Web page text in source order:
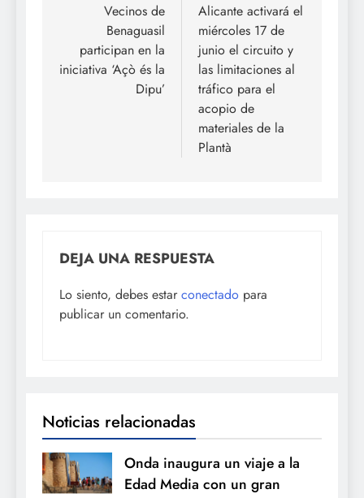
entradas
Vecinos de
Benaguasil
participan en la
iniciativa ‘Açò és la
Dipu’
Alicante activará el
miércoles 17 de
junio el circuito y
las limitaciones al
tráfico para el
acopio de
materiales de la
Plantà
DEJA UNA RESPUESTA
Lo siento, debes estar conectado para
publicar un comentario.
Noticias relacionadas
Onda inaugura un viaje a la
Edad Media con un gran